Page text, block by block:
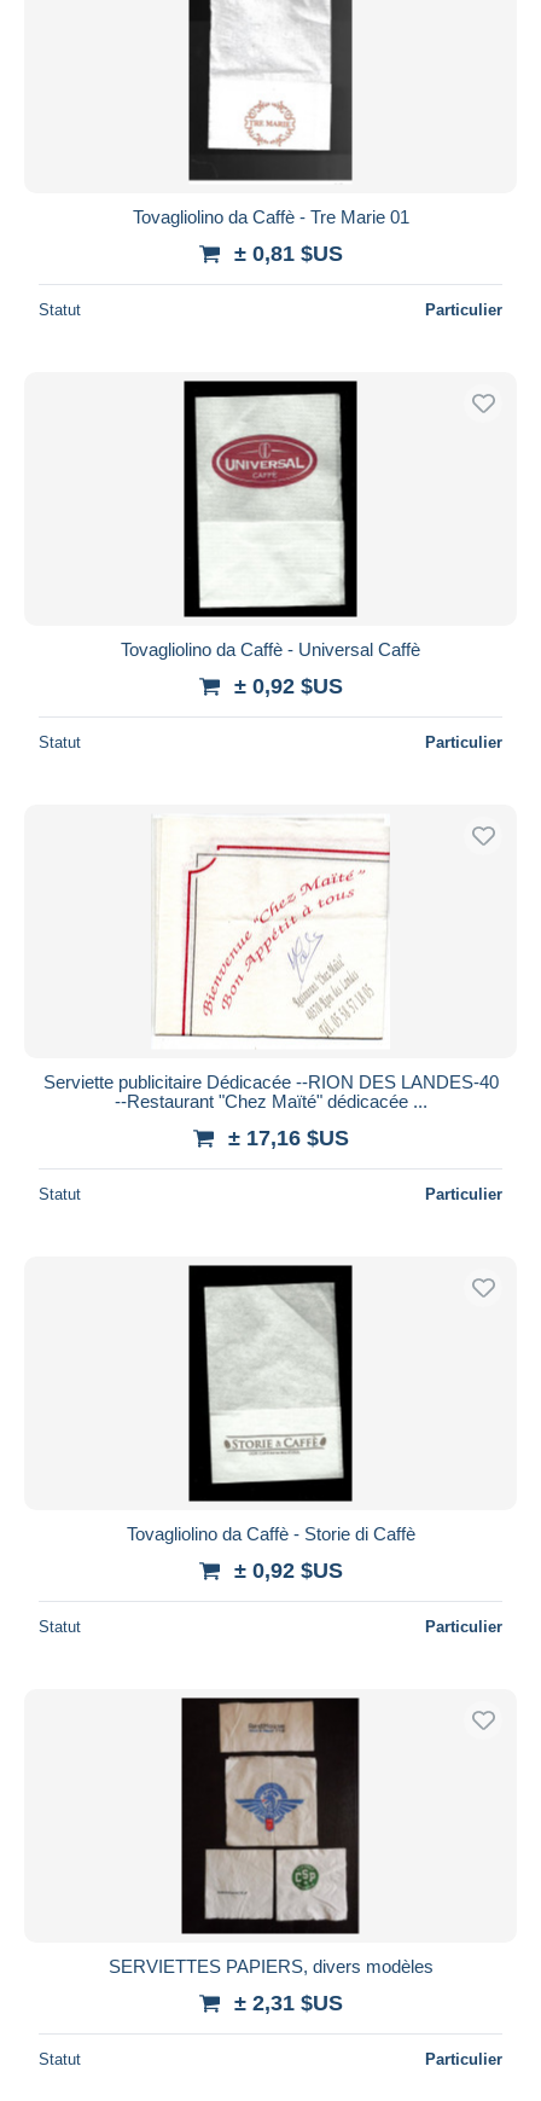
Tovagliolino da Caffè - Tre Marie 01
± 0,81 $US
Statut Particulier
Tovagliolino da Caffè - Universal Caffè
± 0,92 $US
Statut Particulier
Serviette publicitaire Dédicacée --RION DES LANDES-40
--Restaurant "Chez Maïté" dédicacée ...
± 17,16 $US
Statut Particulier
Tovagliolino da Caffè - Storie di Caffè
± 0,92 $US
Statut Particulier
SERVIETTES PAPIERS, divers modèles
± 2,31 $US
Statut Particulier